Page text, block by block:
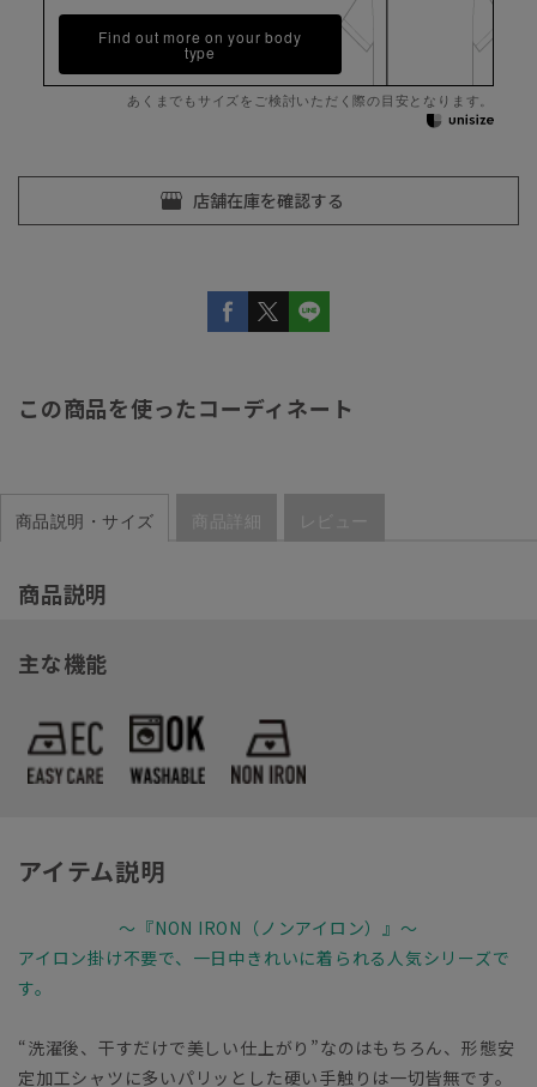
Find out more on your body
type
あくまでもサイズをご検討いただく際の目安となります。
この商品を使ったコーディネート
商品説明・サイズ 商品詳細 レビュー
商品説明
主な機能
アイテム説明
～『NON IRON（ノンアイロン）』～
アイロン掛け不要で、一日中きれいに着られる人気シリーズで
す。
“洗濯後、干すだけで美しい仕上がり”なのはもちろん、形態安
定加工シャツに多いパリッとした硬い手触りは一切皆無です。